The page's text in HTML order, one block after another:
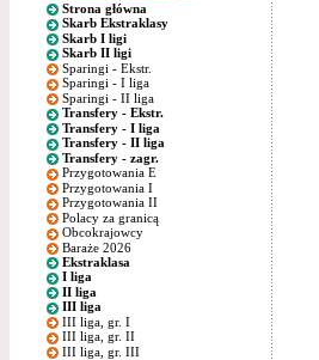
Strona główna
Skarb Ekstraklasy
Skarb I ligi
Skarb II ligi
Sparingi - Ekstr.
Sparingi - I liga
Sparingi - II liga
Transfery - Ekstr.
Transfery - I liga
Transfery - II liga
Transfery - zagr.
Przygotowania E
Przygotowania I
Przygotowania II
Polacy za granicą
Obcokrajowcy
Baraże 2026
Ekstraklasa
I liga
II liga
III liga
III liga, gr. I
III liga, gr. II
III liga, gr. III